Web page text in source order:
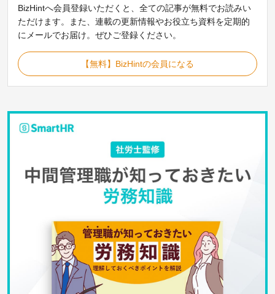
BizHintへ会員登録いただくと、全ての記事が無料でお読みい
ただけます。また、連載の更新情報やお役立ち資料を定期的
にメールでお届け。ぜひご登録ください。
【無料】BizHintの会員になる